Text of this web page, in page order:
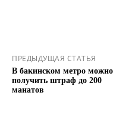
ПРЕДЫДУЩАЯ СТАТЬЯ
В бакинском метро можно
получить штраф до 200
манатов